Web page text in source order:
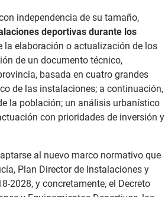
independencia de su tamaño,
deportivas durante los
la elaboración o actualización de los
de un documento técnico,
basada en cuatro grandes
de las instalaciones; a continuación,
la población; un análisis urbanístico
con prioridades de inversión y
al nuevo marco normativo que
Plan Director de Instalaciones y
2028, y concretamente, el Decreto